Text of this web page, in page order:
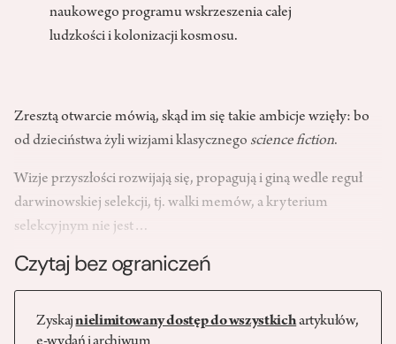
naukowego programu wskrzeszenia całej
ludzkości i kolonizacji kosmosu.
Zresztą otwarcie mówią, skąd im się takie ambicje wzięły: bo
od dzieciństwa żyli wizjami klasycznego science fiction.
Wizje przyszłości rozwijają się, propagują i giną wedle reguł
darwinowskiej selekcji, tj. walki memów, a kryterium
selekcyjnym nie jest…
Czytaj bez ograniczeń
Zyskajnielimitowany dostęp do wszystkichartykułów,